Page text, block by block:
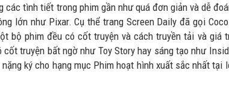
các tình tiết trong phim gần như quá đơn giản và dễ
lớn như Pixar. Cụ thể trang Screen Daily đã gọi
bộ phim đều có cốt truyện và cách truyền tải và giá
cốt truyện bất ngờ như Toy Story hay sáng tạo như
ký cho hạng mục Phim hoạt hình xuất sắc nhất tại